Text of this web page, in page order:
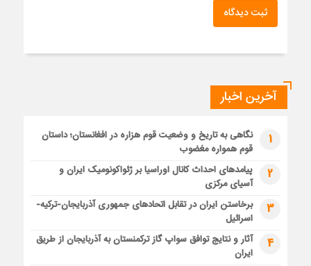
ثبت دیدگاه
آخرین اخبار
1
نگاهی به تاریخ و وضعیت قوم هزاره در افغانستان؛ داستان
قوم همواره مغضوب
2
پیامدهای احداث کانال اوراسیا بر ژئواکونومیک ایران و
آسیای مرکزی
3
برخاستن ایران در تقابل اتحادهای جمهوری آذربایجان-ترکیه-
اسرائیل
4
آثار و نتایج توافق سواپ گاز ترکمنستان به آذربایجان از طریق
ایران